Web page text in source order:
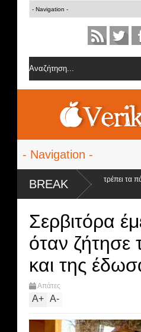
BREAK
από τη Βίκυ Καγιά ανατρέπει τα πάντα:
Σερβιτόρα
όταν ζήτησε
και της
Απάτες
A+ A-